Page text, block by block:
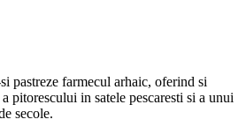
pastreze farmecul arhaic, oferind si
pitorescului in satele pescaresti si a unui
secole.